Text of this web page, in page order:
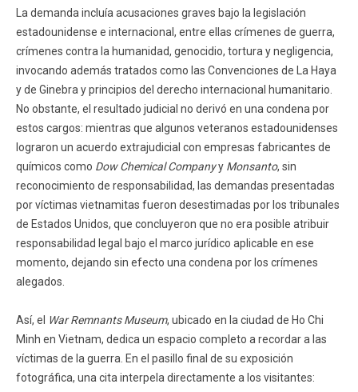
La demanda incluía acusaciones graves bajo la legislación
estadounidense e internacional, entre ellas crímenes de guerra,
crímenes contra la humanidad, genocidio, tortura y negligencia,
invocando además tratados como las Convenciones de La Haya
y de Ginebra y principios del derecho internacional humanitario.
No obstante, el resultado judicial no derivó en una condena por
estos cargos: mientras que algunos veteranos estadounidenses
lograron un acuerdo extrajudicial con empresas fabricantes de
químicos como Dow Chemical Companyy Monsanto, sin
reconocimiento de responsabilidad, las demandas presentadas
por víctimas vietnamitas fueron desestimadas por los tribunales
de Estados Unidos, que concluyeron que no era posible atribuir
responsabilidad legal bajo el marco jurídico aplicable en ese
momento, dejando sin efecto una condena por los crímenes
alegados.
Así, el War Remnants Museum, ubicado en la ciudad de Ho Chi
Minh en Vietnam, dedica un espacio completo a recordar a las
víctimas de la guerra. En el pasillo final de su exposición
fotográfica, una cita interpela directamente a los visitantes: